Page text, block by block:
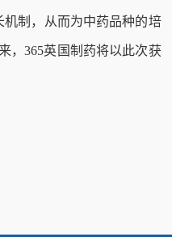
制，从而为中药品种的培
，365英国制药将以此次获